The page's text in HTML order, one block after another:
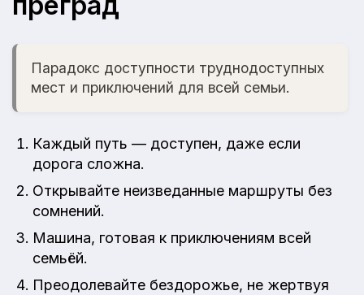
Парадокс доступности труднодоступных
мест и приключений для всей семьи.
Каждый путь — доступен, даже если
дорога сложна.
Открывайте неизведанные маршруты без
сомнений.
Машина, готовая к приключениям всей
семьёй.
Преодолевайте бездорожье, не жертвуя